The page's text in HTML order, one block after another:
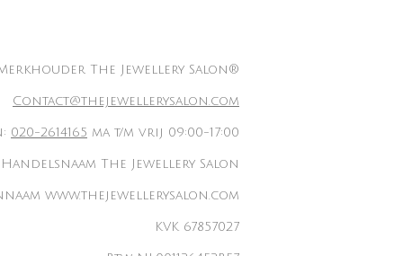
The Jewellery Salon®
Contact@thejewellerysalon.com
020-2614165 ma t/m vrij 09:00-17:00
Handelsnaam The Jewellery Salon
www.thejewellerysalon.com
KVK 67857027